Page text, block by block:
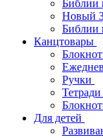
Библии
Новый
Библии
Канцтовары
Ручки
Тетради
Для детей